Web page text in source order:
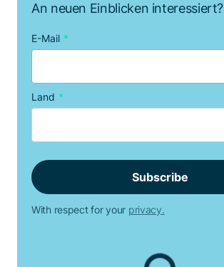
An neuen Einblicken interessiert?
E-Mail *
Land *
With respect for your privacy.